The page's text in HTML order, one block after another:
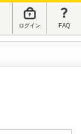
ログイン FAQ